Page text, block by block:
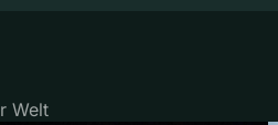
Welt